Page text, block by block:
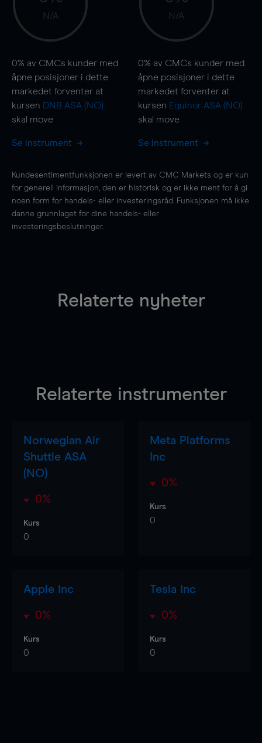
N/A
0% av CMCs kunder med
åpne posisjoner i dette
markedet forventer at
kursen DNB ASA (NO)
skal move
Se instrument
N/A
0% av CMCs kunder med
åpne posisjoner i dette
markedet forventer at
kursen Equinor ASA (NO)
skal move
Se instrument
Kundesentimentfunksjonen er levert av CMC Markets og er kun
for generell informasjon, den er historisk og er ikke ment for å gi
noen form for handels- eller investeringsråd. Funksjonen må ikke
danne grunnlaget for dine handels- eller
investeringsbeslutninger.
Relaterte nyheter
Relaterte instrumenter
Norwegian Air
Shuttle ASA
(NO)
0%
Kurs
0
Meta Platforms
Inc
0%
Kurs
0
Apple Inc
0%
Kurs
0
Tesla Inc
0%
Kurs
0